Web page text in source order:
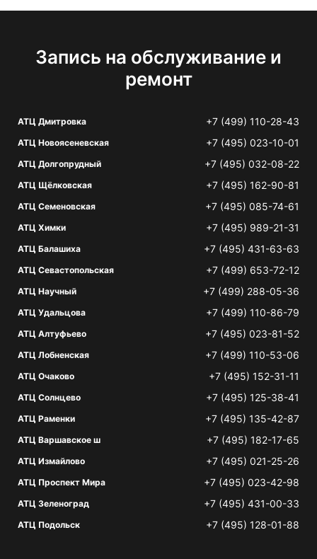
Запись на обслуживание и
ремонт
АТЦ Дмитровка +7 (499) 110-28-43
АТЦ Новоясеневская +7 (495) 023-10-01
АТЦ Долгопрудный +7 (495) 032-08-22
АТЦ Щёлковская +7 (495) 162-90-81
АТЦ Семеновская +7 (495) 085-74-61
АТЦ Химки +7 (495) 989-21-31
АТЦ Балашиха +7 (495) 431-63-63
АТЦ Севастопольская +7 (499) 653-72-12
АТЦ Научный +7 (499) 288-05-36
АТЦ Удальцова +7 (499) 110-86-79
АТЦ Алтуфьево +7 (495) 023-81-52
АТЦ Лобненская +7 (499) 110-53-06
АТЦ Очаково +7 (495) 152-31-11
АТЦ Солнцево +7 (495) 125-38-41
АТЦ Раменки +7 (495) 135-42-87
АТЦ Варшавское ш +7 (495) 182-17-65
АТЦ Измайлово +7 (495) 021-25-26
АТЦ Проспект Мира +7 (495) 023-42-98
АТЦ Зеленоград +7 (495) 431-00-33
АТЦ Подольск +7 (495) 128-01-88